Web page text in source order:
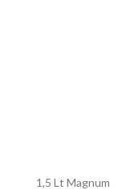
1,5 Lt Magnum